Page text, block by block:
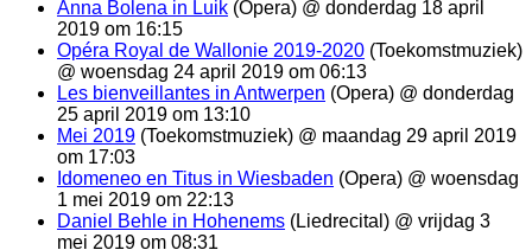
Anna Bolena in Luik (Opera) @ donderdag 18 april
2019 om 16:15
Opéra Royal de Wallonie 2019-2020 (Toekomstmuziek)
@ woensdag 24 april 2019 om 06:13
Les bienveillantes in Antwerpen (Opera) @ donderdag
25 april 2019 om 13:10
Mei 2019 (Toekomstmuziek) @ maandag 29 april 2019
om 17:03
Idomeneo en Titus in Wiesbaden (Opera) @ woensdag
1 mei 2019 om 22:13
Daniel Behle in Hohenems (Liedrecital) @ vrijdag 3
mei 2019 om 08:31